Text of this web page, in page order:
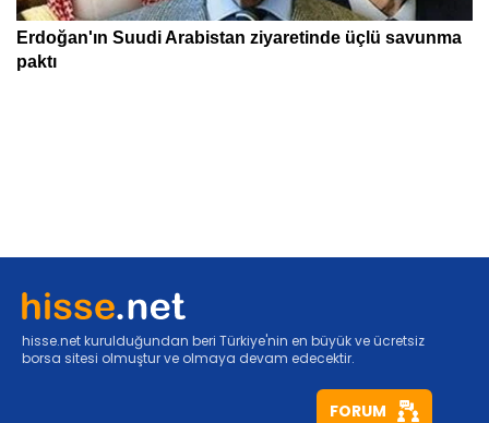
hisse.net kurulduğundan beri Türkiye'nin en büyük ve ücretsiz
borsa sitesi olmuştur ve olmaya devam edecektir.
FORUM